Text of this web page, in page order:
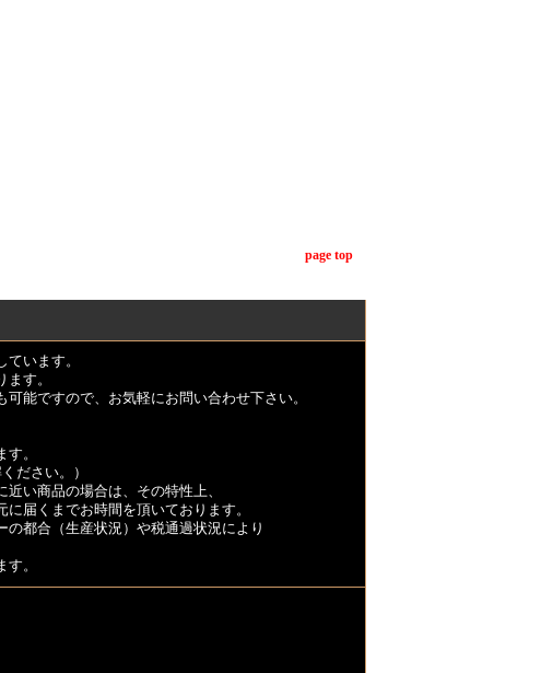
page top
います。
す。
能ですので、お気軽にお問い合わせ下さい。
。
ださい。）
い商品の場合は、その特性上、
届くまでお時間を頂いております。
都合（生産状況）や税通過状況により
。